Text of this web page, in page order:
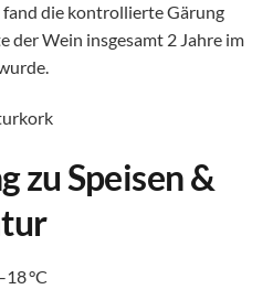
fand die kontrollierte Gärung
der Wein insgesamt 2 Jahre im
zu Speisen &
°C